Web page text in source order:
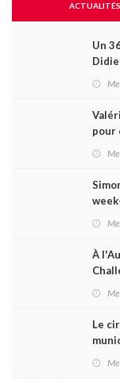
ACTUALITÉS
Un
pour
À
Le